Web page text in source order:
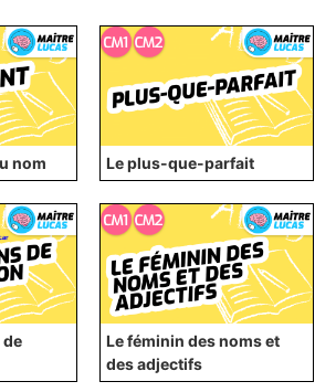
nom Le plus-que-parfait
Le féminin des noms et
des adjectifs